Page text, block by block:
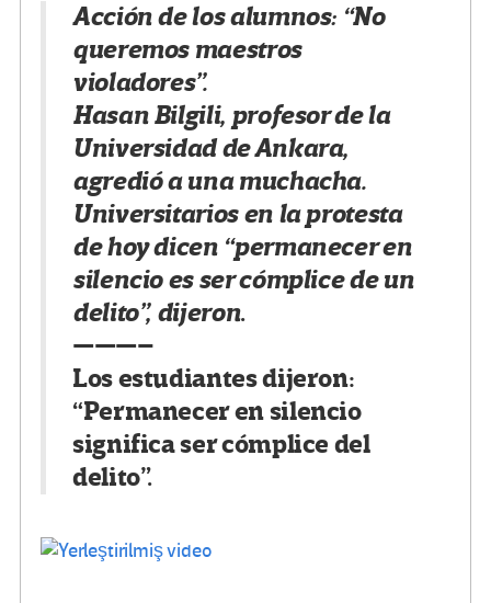
Acción de los alumnos: “No
queremos maestros
violadores”.
Hasan Bilgili, profesor de la
Universidad de Ankara,
agredió a una muchacha.
Universitarios en la protesta
de hoy dicen “permanecer en
silencio es ser cómplice de un
delito”, dijeron.
———–
Los estudiantes dijeron:
“Permanecer en silencio
significa ser cómplice del
delito”.